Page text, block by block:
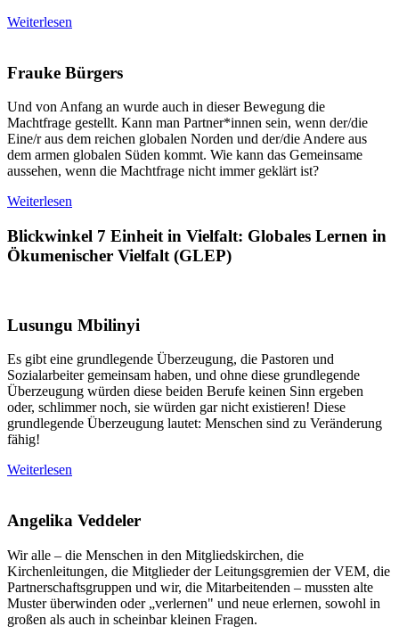
Weiterlesen
Frauke Bürgers
Und von Anfang an wurde auch in dieser Bewegung die
Machtfrage gestellt. Kann man Partner*innen sein, wenn der/die
Eine/r aus dem reichen globalen Norden und der/die Andere aus
dem armen globalen Süden kommt. Wie kann das Gemeinsame
aussehen, wenn die Machtfrage nicht immer geklärt ist?
Weiterlesen
Blickwinkel 7 Einheit in Vielfalt: Globales Lernen in
Ökumenischer Vielfalt (GLEP)
Lusungu Mbilinyi
Es gibt eine grundlegende Überzeugung, die Pastoren und
Sozialarbeiter gemeinsam haben, und ohne diese grundlegende
Überzeugung würden diese beiden Berufe keinen Sinn ergeben
oder, schlimmer noch, sie würden gar nicht existieren! Diese
grundlegende Überzeugung lautet: Menschen sind zu Veränderung
fähig!
Weiterlesen
Angelika Veddeler
Wir alle – die Menschen in den Mitgliedskirchen, die
Kirchenleitungen, die Mitglieder der Leitungsgremien der VEM, die
Partnerschaftsgruppen und wir, die Mitarbeitenden – mussten alte
Muster überwinden oder „verlernen" und neue erlernen, sowohl in
großen als auch in scheinbar kleinen Fragen.